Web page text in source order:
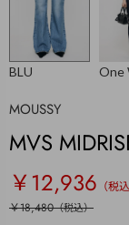
BLU One
MOUSSY
MVS
￥12,936 （税込
￥18,480（税込）